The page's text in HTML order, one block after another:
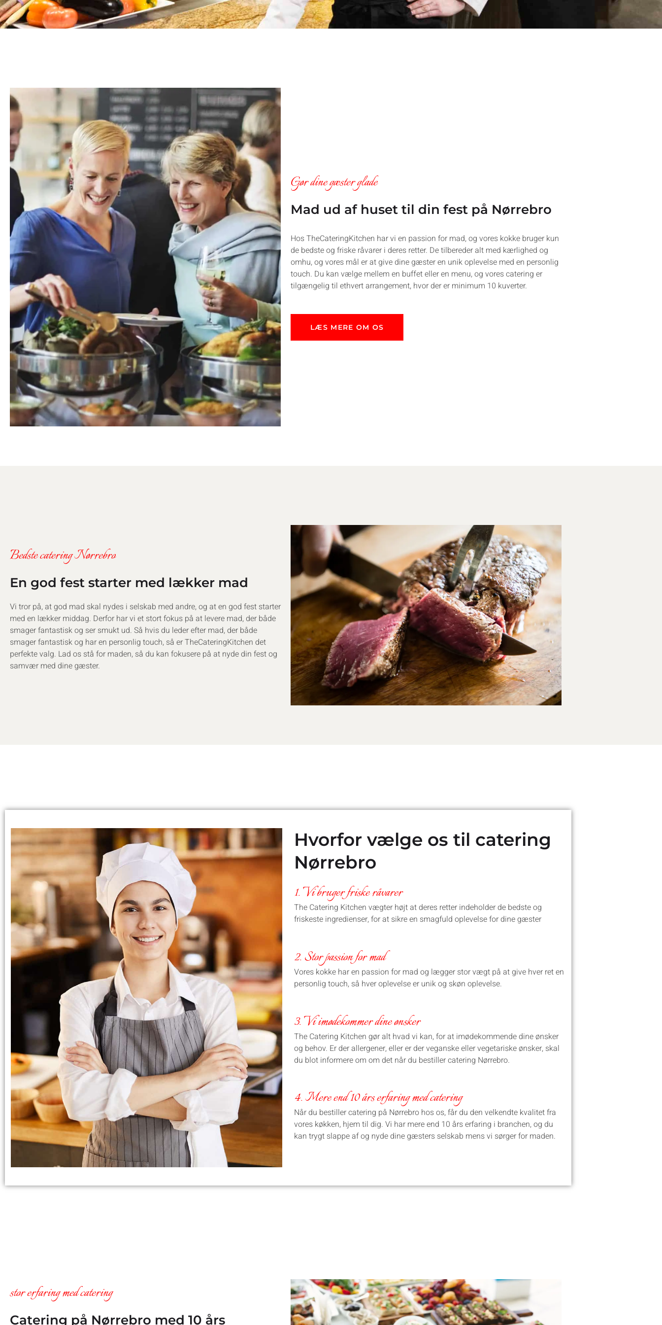
Gør dine gæster glade
Mad ud af huset til din fest på Nørrebro
Hos TheCateringKitchen har vi en passion for mad, og vores kokke bruger kun
de bedste og friske råvarer i deres retter. De tilbereder alt med kærlighed og
omhu, og vores mål er at give dine gæster en unik oplevelse med en personlig
touch. Du kan vælge mellem en buffet eller en menu, og vores catering er
tilgængelig til ethvert arrangement, hvor der er minimum 10 kuverter.
LÆS MERE OM OS
Bedste catering Nørrebro
En god fest starter med lækker mad
Vi tror på, at god mad skal nydes i selskab med andre, og at en god fest starter
med en lækker middag. Derfor har vi et stort fokus på at levere mad, der både
smager fantastisk og ser smukt ud. Så hvis du leder efter mad, der både
smager fantastisk og har en personlig touch, så er TheCateringKitchen det
perfekte valg. Lad os stå for maden, så du kan fokusere på at nyde din fest og
samvær med dine gæster.
Hvorfor vælge os til catering
Nørrebro
1. Vi bruger friske råvarer
The Catering Kitchen vægter højt at deres retter indeholder de bedste og
friskeste ingredienser, for at sikre en smagfuld oplevelse for dine gæster
2. Stor passion for mad
Vores kokke har en passion for mad og lægger stor vægt på at give hver ret en
personlig touch, så hver oplevelse er unik og skøn oplevelse.
3. Vi imødekommer dine ønsker
The Catering Kitchen gør alt hvad vi kan, for at imødekommende dine ønsker
og behov. Er der allergener, eller er der veganske eller vegetariske ønsker, skal
du blot informere om om det når du bestiller catering Nørrebro.
4. Mere end 10 års erfaring med catering
Når du bestiller catering på Nørrebro hos os, får du den velkendte kvalitet fra
vores køkken, hjem til dig. Vi har mere end 10 års erfaring i branchen, og du
kan trygt slappe af og nyde dine gæsters selskab mens vi sørger for maden.
stor erfaring med catering
Catering på Nørrebro med 10 års